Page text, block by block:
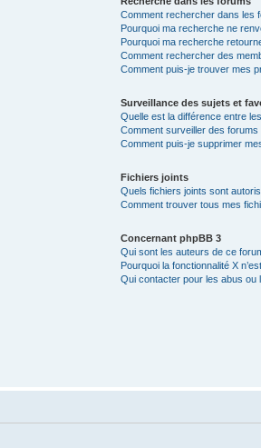
Comment rechercher dans les
Pourquoi ma recherche ne
Pourquoi ma recherche
Comment rechercher des
Comment puis-je trouver mes
Surveillance des sujets et
Quelle est la différence entre
Comment surveiller des
Comment puis-je supprimer
Fichiers joints
Quels fichiers joints sont
Comment trouver tous mes
Concernant phpBB 3
Qui sont les auteurs de ce
Pourquoi la fonctionnalité X
Qui contacter pour les abus ou